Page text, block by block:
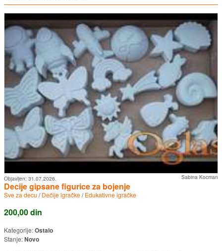
Sabina Kocman
Objavljen: 31.07.2026.
Decije gipsane figurice za bojenje
Sve za decu /Dečije igračke/Edukativne igračke
200,00 din
Kategorije:Ostalo
Stanje:Novo